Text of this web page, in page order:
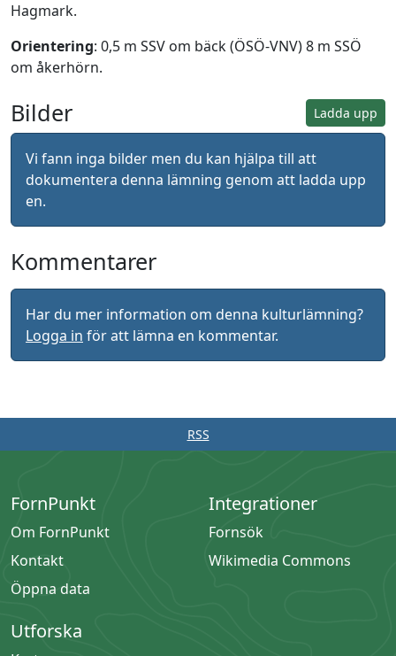
Hagmark.
Orientering: 0,5 m SSV om bäck (ÖSÖ-VNV) 8 m SSÖ
om åkerhörn.
Ladda upp
Bilder
Vi fann inga bilder men du kan hjälpa till att
dokumentera denna lämning genom att ladda upp
en.
Kommentarer
Har du mer information om denna kulturlämning?
Logga in för att lämna en kommentar.
RSS
FornPunkt
Om FornPunkt
Kontakt
Öppna data
Integrationer
Fornsök
Wikimedia Commons
Utforska